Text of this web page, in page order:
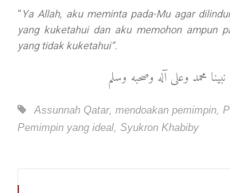
“Ya Allah, aku meminta pada-Mu agar
yang kuketahui dan aku memohon ampun
yang tidak kuketahui”.
محمد وعلى آله وصحبه وسلم
Assunnah Qatar,mendoakan pemimpin ,
Pemimpin yang ideal ,Syukron Khabiby